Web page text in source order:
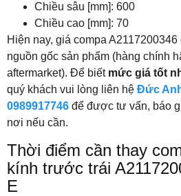
Chiều sâu [mm]: 600
Chiều cao [mm]: 70
Hiện nay, giá compa
nguồn gốc sản phẩm (hàng chính
aftermarket). Để biết mức giá tốt
quý khách vui lòng liên hệ Đức
0989917746 để được tư vấn, báo
nơi nếu cần.
Thời điểm cần thay
kính trước trái
E